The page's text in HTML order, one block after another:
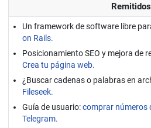
Remitidos
Un framework de software libre
on Rails.
Posicionamiento SEO y mejora de
Crea tu página web.
¿Buscar cadenas o palabras en
Fileseek.
Guía de usuario:comprar números
Telegram.